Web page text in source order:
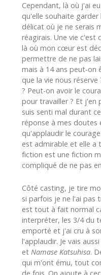
Cependant, là où j'ai
qu'elle souhaite
délicat où je ne serais
réagirais. Une vie c'est
là où mon cœur est
permettre de ne pas
mais à 14 ans peut-on
que la vie nous
? Peut-on avoir le
pour travailler ? Et j'en
suis senti mal durant
réponse à mes doutes
qu'applaudir le
est admirable et elle a
fiction est une fiction
compliqué de ne pas
Côté casting, je tire
si parfois je ne l'ai pas
est tout à fait normal
interpréter, les 3/4 du
emporté et j'ai cru à
l'applaudir. Je vais
et Namase Katsuhisa.
qui m'ont ému, tout